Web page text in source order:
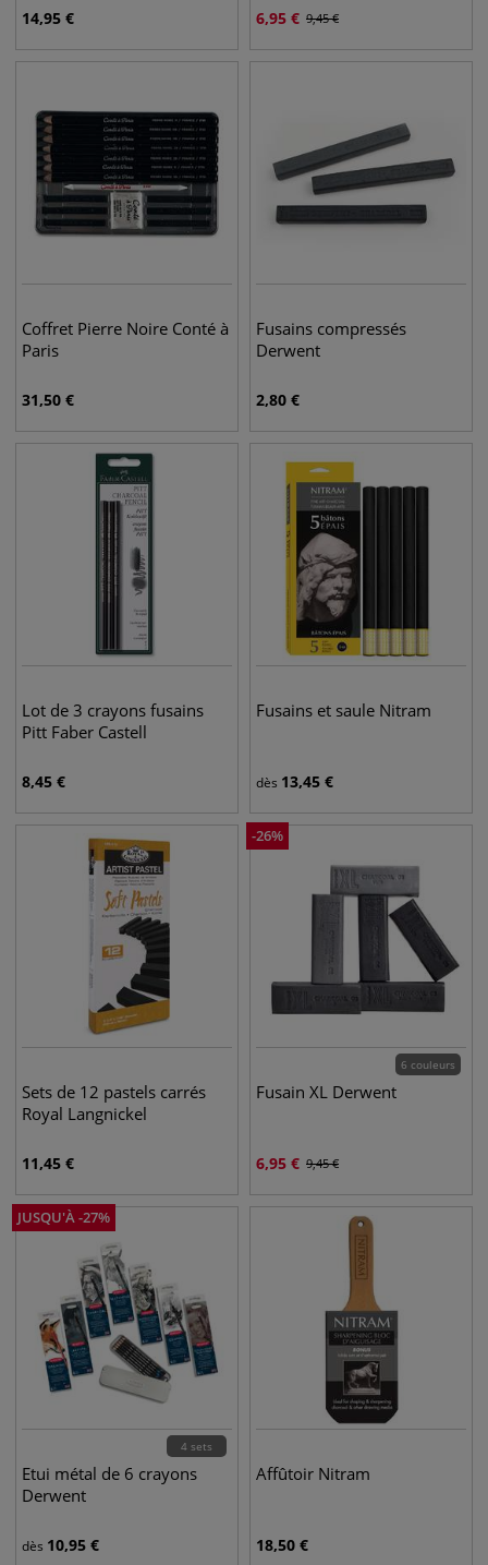
14,95 € 6,95 € 9,45€
Coffret Pierre Noire Conté à
Paris
31,50 €
Fusains compressés
Derwent
2,80 €
Lot de 3 crayons fusains
Pitt Faber Castell
8,45 €
Fusains et saule Nitram
dès 13,45 €
Sets de 12 pastels carrés
Royal Langnickel
11,45 €
-26%
6 couleurs
Fusain XL Derwent
6,95 € 9,45€
JUSQU'À-27%
4 sets
Etui métal de 6 crayons
Derwent
dès 10,95 €
Affûtoir Nitram
18,50 €